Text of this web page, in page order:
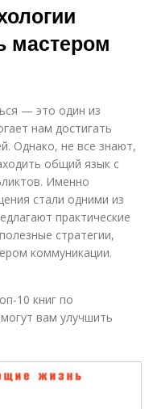
мастером
— это один из
нам достигать
Однако, не все знают,
общий язык с
Именно
стали одними из
практические
стратегии,
коммуникации.
10 книг по
вам улучшить